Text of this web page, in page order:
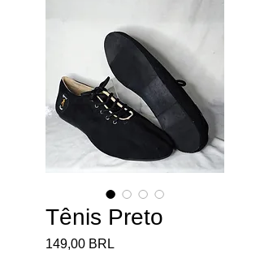
Tênis Preto
149,00 BRL